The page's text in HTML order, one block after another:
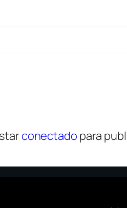
conectado para